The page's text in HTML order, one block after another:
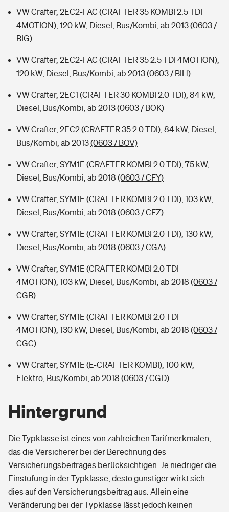
VW Crafter, 2EC2-FAC (CRAFTER 35 KOMBI 2.5 TDI
4MOTION), 120 kW, Diesel, Bus/Kombi, ab 2013(0603 /
BIG)
VW Crafter, 2EC2-FAC (CRAFTER 35 2.5 TDI 4MOTION),
120 kW, Diesel, Bus/Kombi, ab 2013(0603 / BIH)
VW Crafter, 2EC1 (CRAFTER 30 KOMBI 2.0 TDI), 84 kW,
Diesel, Bus/Kombi, ab 2013(0603 / BOK)
VW Crafter, 2EC2 (CRAFTER 35 2.0 TDI), 84 kW, Diesel,
Bus/Kombi, ab 2013(0603 / BOV)
VW Crafter, SYM1E (CRAFTER KOMBI 2.0 TDI), 75 kW,
Diesel, Bus/Kombi, ab 2018 (0603 / CFY)
VW Crafter, SYM1E (CRAFTER KOMBI 2.0 TDI), 103 kW,
Diesel, Bus/Kombi, ab 2018 (0603 / CFZ)
VW Crafter, SYM1E (CRAFTER KOMBI 2.0 TDI), 130 kW,
Diesel, Bus/Kombi, ab 2018 (0603 / CGA)
VW Crafter, SYM1E (CRAFTER KOMBI 2.0 TDI
4MOTION), 103 kW, Diesel, Bus/Kombi, ab 2018 (0603 /
CGB)
VW Crafter, SYM1E (CRAFTER KOMBI 2.0 TDI
4MOTION), 130 kW, Diesel, Bus/Kombi, ab 2018 (0603 /
CGC)
VW Crafter, SYM1E (E-CRAFTER KOMBI), 100 kW,
Elektro, Bus/Kombi, ab 2018 (0603 / CGD)
Hintergrund
Die Typklasse ist eines von zahlreichen Tarifmerkmalen,
das die Versicherer bei der Berechnung des
Versicherungsbeitrages berücksichtigen. Je niedriger die
Einstufung in der Typklasse, desto günstiger wirkt sich
dies auf den Versicherungsbeitrag aus. Allein eine
Veränderung bei der Typklasse lässt jedoch keinen